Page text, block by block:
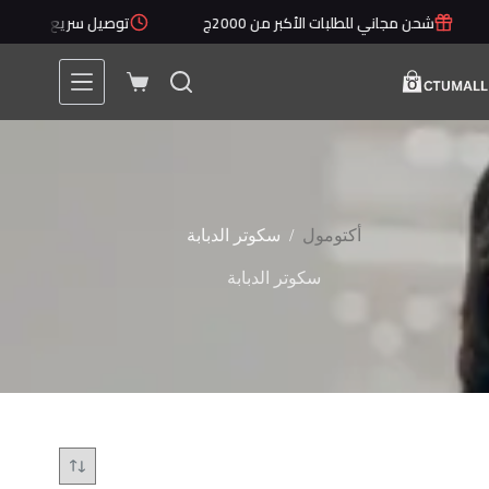
التجاوز شحن مجاني للطلبات الأكبر من 2000ج توصيل سريع خلال 1 - 5 أيام
عربة
أكتومول / سكوتر الدبابة
سكوتر الدبابة